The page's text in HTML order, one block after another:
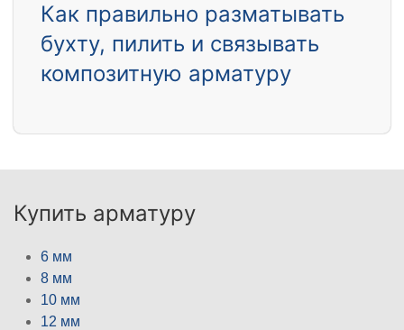
Как правильно разматывать
бухту, пилить и связывать
композитную арматуру
Купить арматуру
6 мм
8 мм
10 мм
12 мм